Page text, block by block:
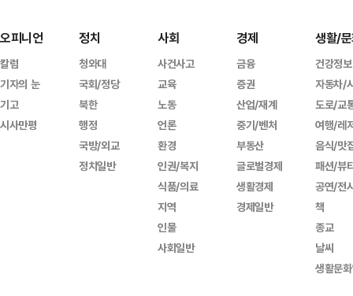
오피니언
칼럼
기자의 눈
기고
시사만평
정치
청와대
국회/정당
북한
행정
국방/외교
정치일반
사회
사건사고
교육
노동
언론
환경
인권/복지
식품/의료
지역
인물
사회일반
경제
금융
증권
산업/재계
중기/벤처
부동산
글로벌경제
생활경제
경제일반
생활/
건강정보
자동차/
도로/교
여행/레
음식/맛
패션/뷰
공연/전
책
종교
날씨
생활문